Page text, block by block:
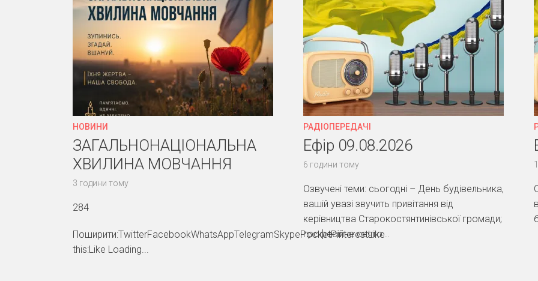
НОВИНИ
ЗАГАЛЬНОНАЦІОНАЛЬНА
ХВИЛИНА МОВЧАННЯ
3 години тому
284
Поширити:TwitterFacebookWhatsAppTelegramSkypePocketPinterestLike
this:Like Loading...
РАДІОПЕРЕДАЧІ
Ефір 09.08.2026
6 години тому
Озвучені теми: сьогодні – День будівельника,
вашій увазі звучить привітання від
керівництва Старокостянтинівської громади;
професійне свято...